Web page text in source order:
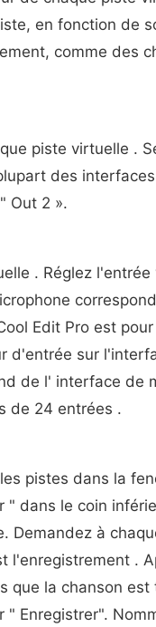
en fonction de
comme des
piste virtuelle .
des
Out 2 ».
. Réglez
Edit Pro est
d'entrée sur
de l' interface de
de 24 entrées .
pistes dans la
" dans le coin
Demandez à
l'enregistrement .
que la chanson est
" Enregistrer".